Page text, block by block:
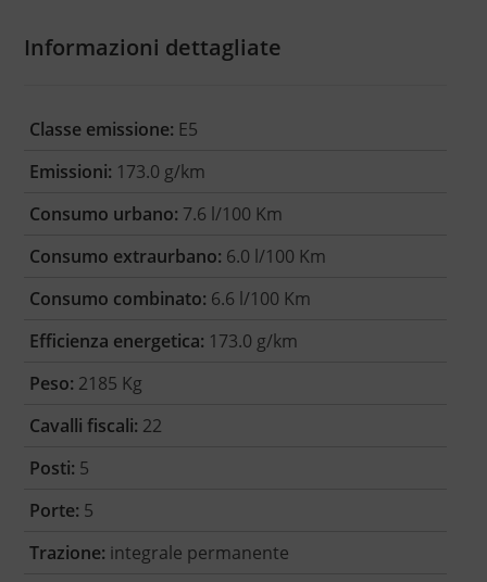
Informazioni dettagliate
Classe emissione: E5
Emissioni: 173.0 g/km
Consumo urbano: 7.6 l/100 Km
Consumo extraurbano: 6.0 l/100 Km
Consumo combinato: 6.6 l/100 Km
Efficienza energetica: 173.0 g/km
Peso: 2185 Kg
Cavalli fiscali: 22
Posti: 5
Porte: 5
Trazione: integrale permanente